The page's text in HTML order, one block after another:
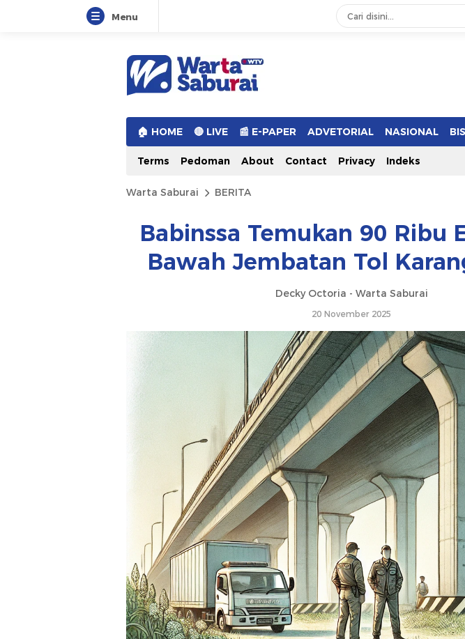
Menu
Warta Saburai
Sumber Informasi Terkini
🏠︎ HOME 🔴 LIVE 📰 E-PAPER ADVETORIAL NASIONAL
Terms Pedoman About Contact Privacy Indeks
Warta Saburai BERITA
Babinssa Temukan 90 Ribu
Bawah Jembatan Tol
Decky Octoria - Warta Saburai
20 November 2025